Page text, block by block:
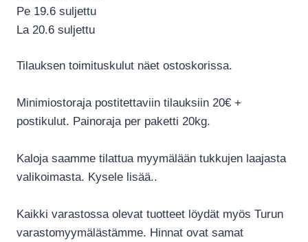
Pe 19.6 suljettu
La 20.6 suljettu
Tilauksen toimituskulut näet ostoskorissa.
Minimiostoraja postitettaviin tilauksiin 20€ +
postikulut. Painoraja per paketti 20kg.
Kaloja saamme tilattua myymälään tukkujen laajasta
valikoimasta. Kysele lisää..
Kaikki varastossa olevat tuotteet löydät myös Turun
varastomyymälästämme. Hinnat ovat samat